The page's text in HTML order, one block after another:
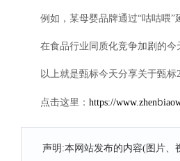
例如，某母婴品牌通过“咕咕喂
在食品行业同质化竞争加剧的今
以上就是甄标今天分享关于甄
点击这里： https://
声明:本网站发布的内容(图片